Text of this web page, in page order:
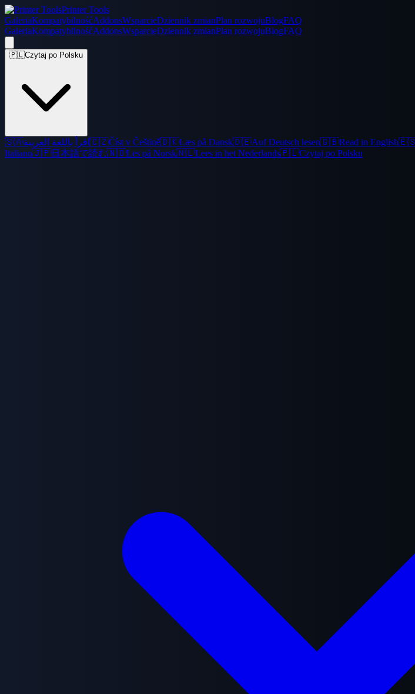
Printer Tools
GaleriaKompatybilnośćAddonsWsparcieDziennik zmianPlan rozwojuBlogFAQ
GaleriaKompatybilnośćAddonsWsparcieDziennik zmianPlan rozwojuBlogFAQ
🇵🇱Czytaj po Polsku
🇸🇦اقرأ باللغة العربية 🇨🇿Číst v Češtině🇩🇰Læs på Dansk🇩🇪Auf Deutsch lesen🇬🇧Read in English
Italiano🇯🇵日本語で読む🇳🇴Les på Norsk🇳🇱Lees in het Nederlands🇵🇱Czytaj po Polsku